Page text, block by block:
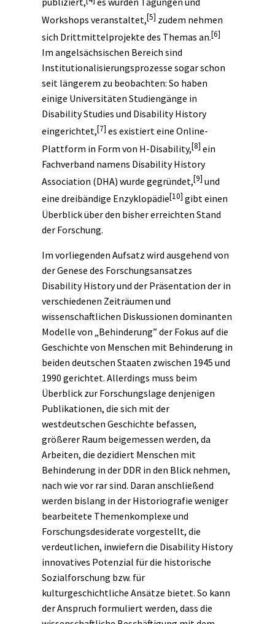
Workshops veranstaltet,[5] zudem nehmen
sich Drittmittelprojekte des Themas an.[6]
Im angelsächsischen Bereich sind
Institutionalisierungsprozesse sogar schon
seit längerem zu beobachten: So haben
einige Universitäten Studiengänge in
Disability Studies und Disability History
eingerichtet,[7] es existiert eine Online-
Plattform in Form von H-Disability,[8] ein
Fachverband namens Disability History
Association (DHA) wurde gegründet,[9] und
eine dreibändige Enzyklopädie[10] gibt einen
Überblick über den bisher erreichten Stand
der Forschung.
Im vorliegenden Aufsatz wird ausgehend von
der Genese des Forschungsansatzes
Disability History und der Präsentation der in
verschiedenen Zeiträumen und
wissenschaftlichen Diskussionen dominanten
Modelle von „Behinderung” der Fokus auf die
Geschichte von Menschen mit Behinderung in
beiden deutschen Staaten zwischen 1945 und
1990 gerichtet. Allerdings muss beim
Überblick zur Forschungslage denjenigen
Publikationen, die sich mit der
westdeutschen Geschichte befassen,
größerer Raum beigemessen werden, da
Arbeiten, die dezidiert Menschen mit
Behinderung in der DDR in den Blick nehmen,
nach wie vor rar sind. Daran anschließend
werden bislang in der Historiografie weniger
bearbeitete Themenkomplexe und
Forschungsdesiderate vorgestellt, die
verdeutlichen, inwiefern die Disability History
innovatives Potenzial für die historische
Sozialforschung bzw. für
kulturgeschichtliche Ansätze bietet. So kann
der Anspruch formuliert werden, dass die